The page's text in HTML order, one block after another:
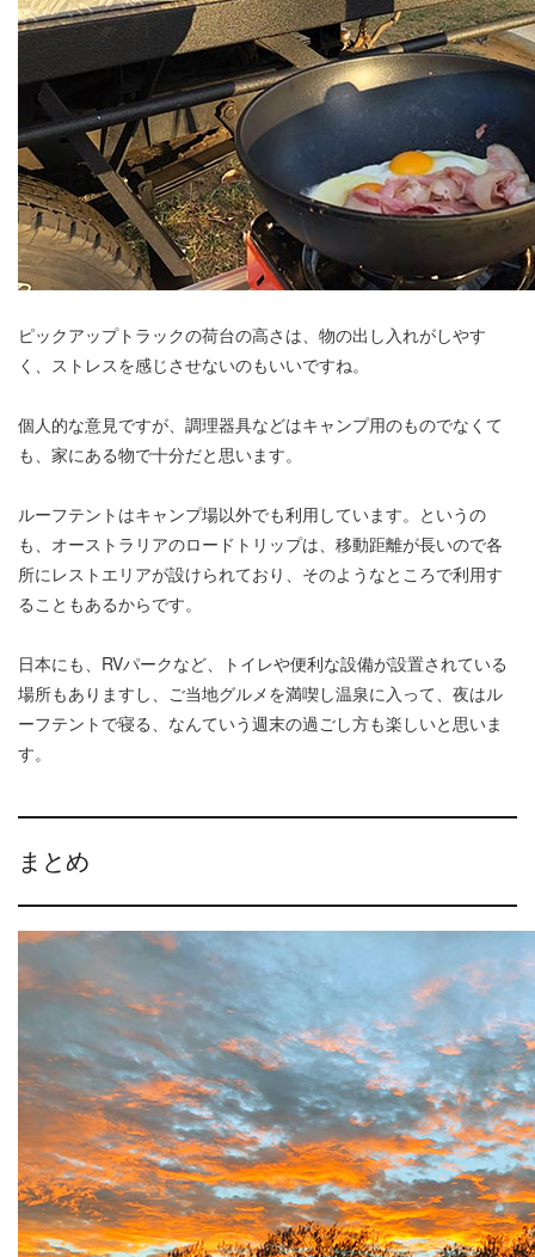
ピックアップトラックの荷台の高さは、物の出し入れがしやす
く、ストレスを感じさせないのもいいですね。
個人的な意見ですが、調理器具などはキャンプ用のものでなくて
も、家にある物で十分だと思います。
ルーフテントはキャンプ場以外でも利用しています。というの
も、オーストラリアのロードトリップは、移動距離が長いので各
所にレストエリアが設けられており、そのようなところで利用す
ることもあるからです。
日本にも、RVパークなど、トイレや便利な設備が設置されている
場所もありますし、ご当地グルメを満喫し温泉に入って、夜はル
ーフテントで寝る、なんていう週末の過ごし方も楽しいと思いま
す。
まとめ